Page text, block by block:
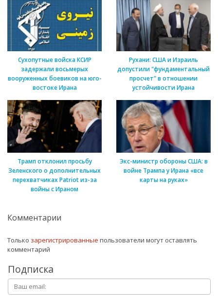
Сухопутные войска КСИР
задержали восьмерых
вооруженных боевиков на юго-
востоке Ирана
Рухани: США и Израиль
допустили "фундаментальный
просчет" в отношении
устойчивости Ирана
Трамп отклонил просьбу
Зеленского о дополнительных
перехватчиках Patriot из-за
войны с Ираном
Экс-министр обороны США: в
войне Трампа у Ирана «все
карты на руках»
Комментарии
Только зарегистрированные пользователи могут оставлять
комментарий
Подписка